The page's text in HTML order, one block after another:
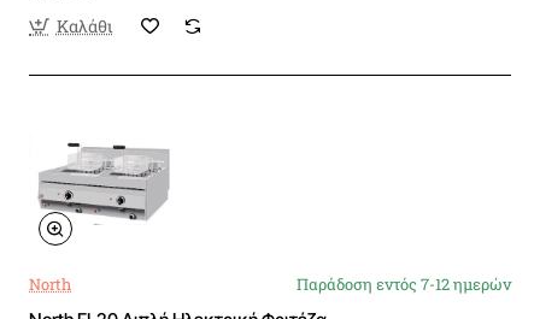
Καλάθι
North Παράδοση εντός 7-12 ημερών